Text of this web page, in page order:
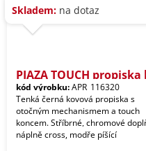
Skladem: na dotaz
PIAZA TOUCH propiska
kód výrobku:APR_116320
Tenká černá kovová propiska s
otočným mechanismem a touch
koncem. Stříbrné, chromové
náplně cross, modře píšící